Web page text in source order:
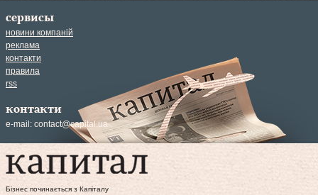
сервисы
новини компаній
реклама
контакти
правила
rss
контакти
e-mail: contact@capital.ua
Бізнес починається з Капіталу